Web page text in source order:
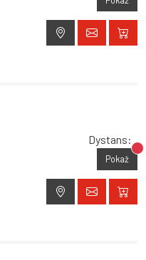
Dystans:
Pokaż